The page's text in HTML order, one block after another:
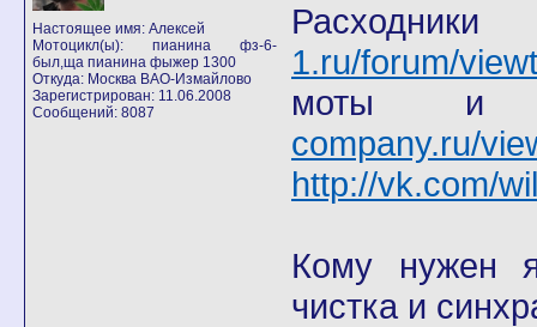
Настоящее имя: Алексей
Мотоцикл(ы): пианина фз-6-
был,ща пианина фыжер 1300
Откуда: Москва ВАО-Измайлово
Зарегистрирован: 11.06.2008
Сообщений: 8087
1.ru/forum/
company.ru/
http://vk.com/
Кому нужен
чистка и